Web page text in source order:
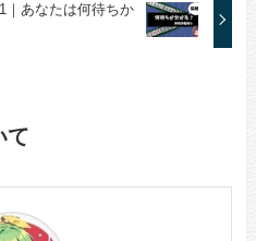
｜あなたは何待ちか
て